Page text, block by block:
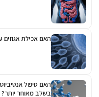
האם אכילת אגוזים
האם טיפול
בשלב מאוחר יותר?